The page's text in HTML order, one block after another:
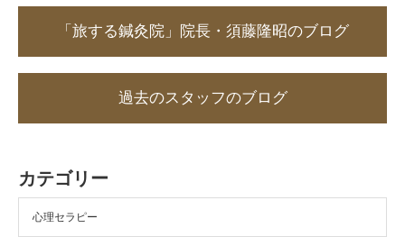
「旅する鍼灸院」院長・須藤隆昭のブログ
過去のスタッフのブログ
カテゴリー
心理セラピー